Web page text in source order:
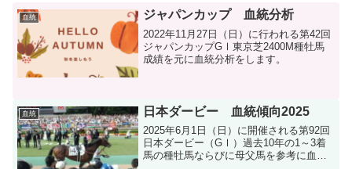
血統 ジャパンカップ 血統分析
2022年11月27日（日）に行われる第42回
ジャパンカップGⅠ東京芝2400M種牡馬
成績を元に血統分析をします。
血統 日本ダービー 血統傾向2025
2025年6月1日（日）に開催される第92回
日本ダービー（GⅠ）過去10年の1～3着
馬の種牡馬ならびに母父馬を参考に血統